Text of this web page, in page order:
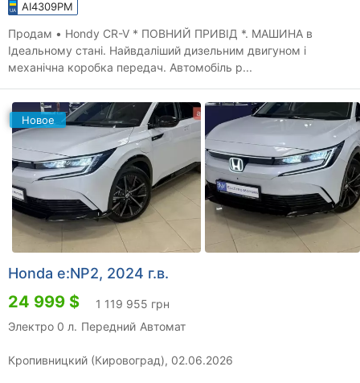
AI4309PM
Продам • Hondy CR-V * ПОВНИЙ ПРИВІД *. МАШИНА в
Ідеальному стані. Найвдаліший дизельним двигуном і
механічна коробка передач. Автомобіль р...
Новое
Honda e:NP2, 2024 г.в.
24 999 $
1 119 955 грн
Электро 0 л. Передний Автомат
Кропивницкий (Кировоград), 02.06.2026